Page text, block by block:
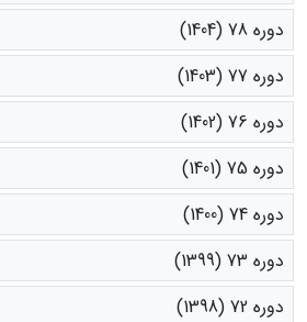
دوره 78 (1404)
دوره 77 (1403)
دوره 76 (1402)
دوره 75 (1401)
دوره 74 (1400)
دوره 73 (1399)
دوره 72 (1398)